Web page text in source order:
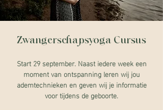
Zwangerschapsyoga Cursus
Start 29 september. Naast iedere week een
moment van ontspanning leren wij jou
ademtechnieken en geven wij je informatie
voor tijdens de geboorte.